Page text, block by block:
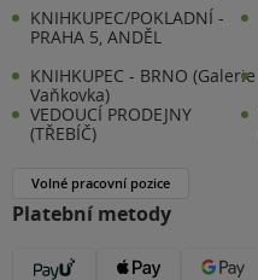
KNIHKUPEC/POKLADNÍ -
PRAHA 5, ANDĚL
KNIHKUPEC - BRNO (Galerie
Vaňkovka)
VEDOUCÍ PRODEJNY
(TŘEBÍČ)
Volné pracovní pozice
Platební metody